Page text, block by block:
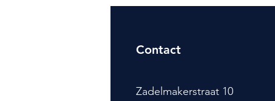
Contact
Zadelmakerstraat 10